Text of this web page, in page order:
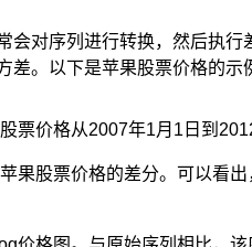
会对序列进行转换，然后执
差。以下是苹果股票价格的示
票价格从2007年1月1日到
果股票价格的差分。可以看